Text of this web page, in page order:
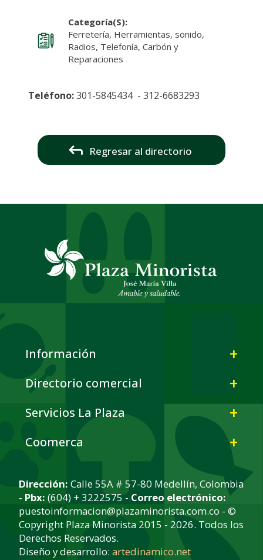
Categoría(s):
Ferretería, Herramientas, sonido,
Radios, Telefonía, Carbón y
Reparaciones
Teléfono:301-5845434 - 312-6683293
Regresar al directorio
Información
Directorio comercial
Servicios La Plaza
Coomerca
Dirección: Calle 55A # 57-80 Medellín, Colombia
- Pbx: (604) + 3222575 - Correo electrónico:
puestoinformacion@plazaminorista.com.co - ©
Copyright Plaza Minorista 2015 - 2026. Todos los
Derechos Reservados.
Diseño y desarrollo:artedinamico.net